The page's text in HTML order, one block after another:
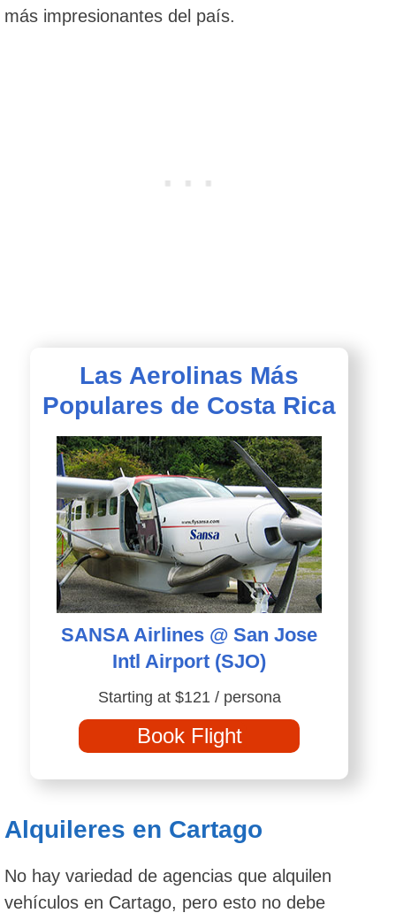
más impresionantes del país.
Las Aerolinas Más
Populares de Costa Rica
SANSA Airlines @ San Jose
Intl Airport (SJO)
Starting at $121 / persona
Book Flight
Alquileres en Cartago
No hay variedad de agencias que alquilen
vehículos en Cartago, pero esto no debe